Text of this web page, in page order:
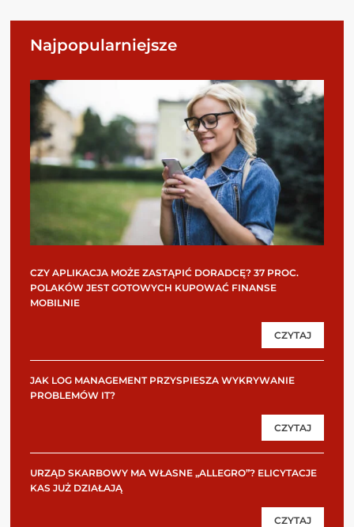
Najpopularniejsze
CZY APLIKACJA MOŻE ZASTĄPIĆ DORADCĘ? 37 PROC.
POLAKÓW JEST GOTOWYCH KUPOWAĆ FINANSE
MOBILNIE
CZYTAJ
JAK LOG MANAGEMENT PRZYSPIESZA WYKRYWANIE
PROBLEMÓW IT?
CZYTAJ
URZĄD SKARBOWY MA WŁASNE „ALLEGRO”? ELICYTACJE
KAS JUŻ DZIAŁAJĄ
CZYTAJ